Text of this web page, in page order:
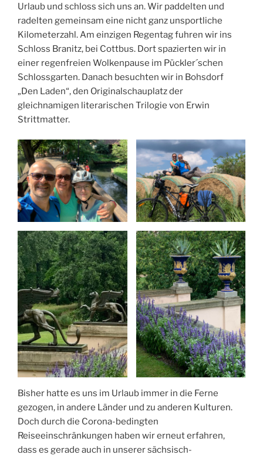
Urlaub und schloss sich uns an. Wir paddelten und
radelten gemeinsam eine nicht ganz unsportliche
Kilometerzahl. Am einzigen Regentag fuhren wir ins
Schloss Branitz, bei Cottbus. Dort spazierten wir in
einer regenfreien Wolkenpause im Pückler´schen
Schlossgarten. Danach besuchten wir in Bohsdorf
„Den Laden“, den Originalschauplatz der
gleichnamigen literarischen Trilogie von Erwin
Strittmatter.
Bisher hatte es uns im Urlaub immer in die Ferne
gezogen, in andere Länder und zu anderen Kulturen.
Doch durch die Corona-bedingten
Reiseeinschränkungen haben wir erneut erfahren,
dass es gerade auch in unserer sächsisch-